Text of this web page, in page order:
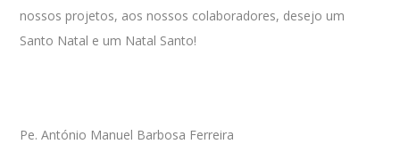
nossos projetos, aos nossos colaboradores, desejo um
Santo Natal e um Natal Santo!
Pe. António Manuel Barbosa Ferreira